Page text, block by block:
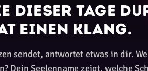
dieser Tage
einen Klang.
sendet, antwortet etwas in dir.
Dein Seelenname zeigt, welche